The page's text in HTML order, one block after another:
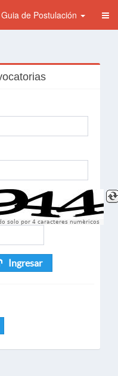
Guia de Postulación
solo por 4 caracteres numèricos
Ingresar